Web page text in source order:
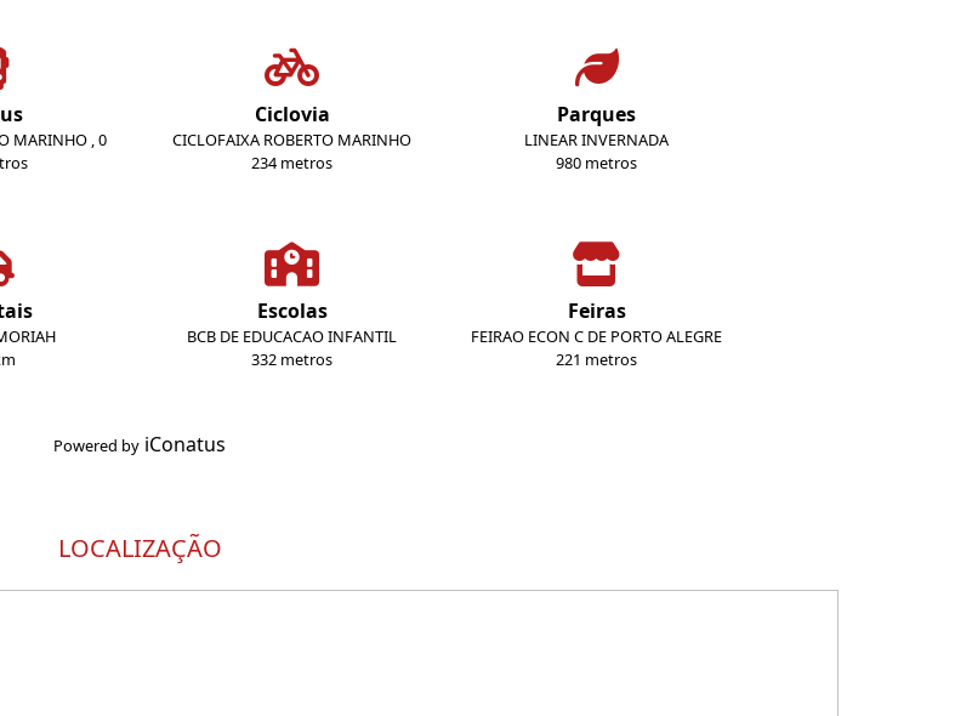
MARINHO , 0
Ciclovia
CICLOFAIXA ROBERTO MARINHO
234 metros
Parques
LINEAR INVERNADA
980 metros
Escolas
BCB DE EDUCACAO INFANTIL
332 metros
Feiras
FEIRAO ECON C DE PORTO ALEGRE
221 metros
Powered by iConatus
LOCALIZAÇÃO